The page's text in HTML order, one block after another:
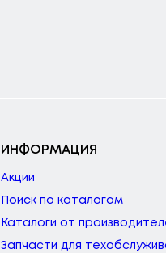
ИНФОРМАЦИЯ
Акции
Поиск по каталогам
Каталоги от
Запчасти для